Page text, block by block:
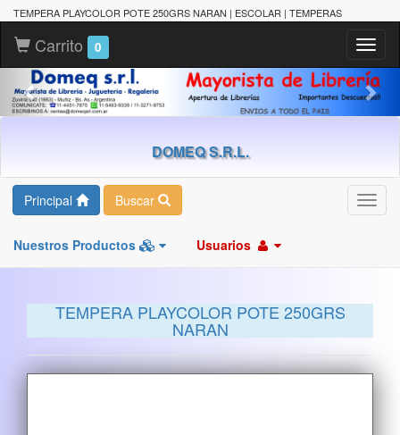
TEMPERA PLAYCOLOR POTE 250GRS NARAN | ESCOLAR | TEMPERAS
Carrito 0
DOMEQ S.R.L.
Principal Buscar
Nuestros Productos Usuarios
TEMPERA PLAYCOLOR POTE 250GRS
NARAN